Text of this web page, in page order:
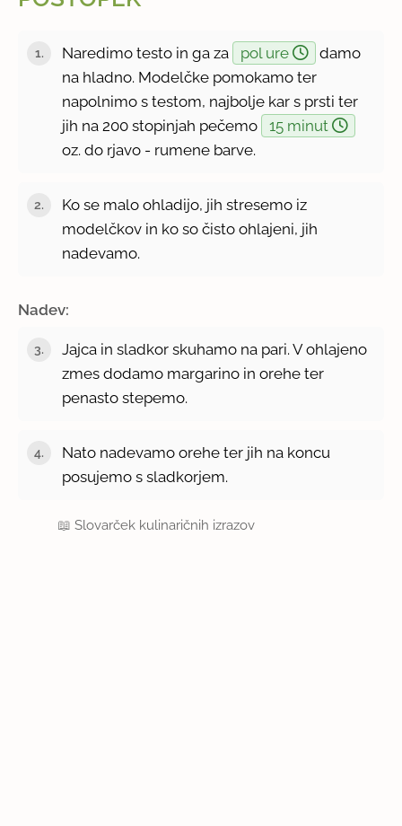
Naredimo testo in ga za pol ure
damo
na hladno. Modelčke pomokamo ter
napolnimo s testom, najbolje kar s prsti ter
jih na 200 stopinjah pečemo
15 minut
oz. do rjavo - rumene barve.
Ko se malo ohladijo, jih stresemo iz
modelčkov in ko so čisto ohlajeni, jih
nadevamo.
Nadev:
Jajca in sladkor skuhamo na pari. V ohlajeno
zmes dodamo margarino in orehe ter
penasto stepemo.
Nato nadevamo orehe ter jih na koncu
posujemo s sladkorjem.
📖Slovarček kulinaričnih izrazov